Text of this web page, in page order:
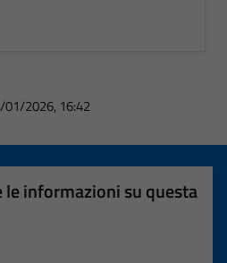
01/2026, 16:42
le informazioni su questa